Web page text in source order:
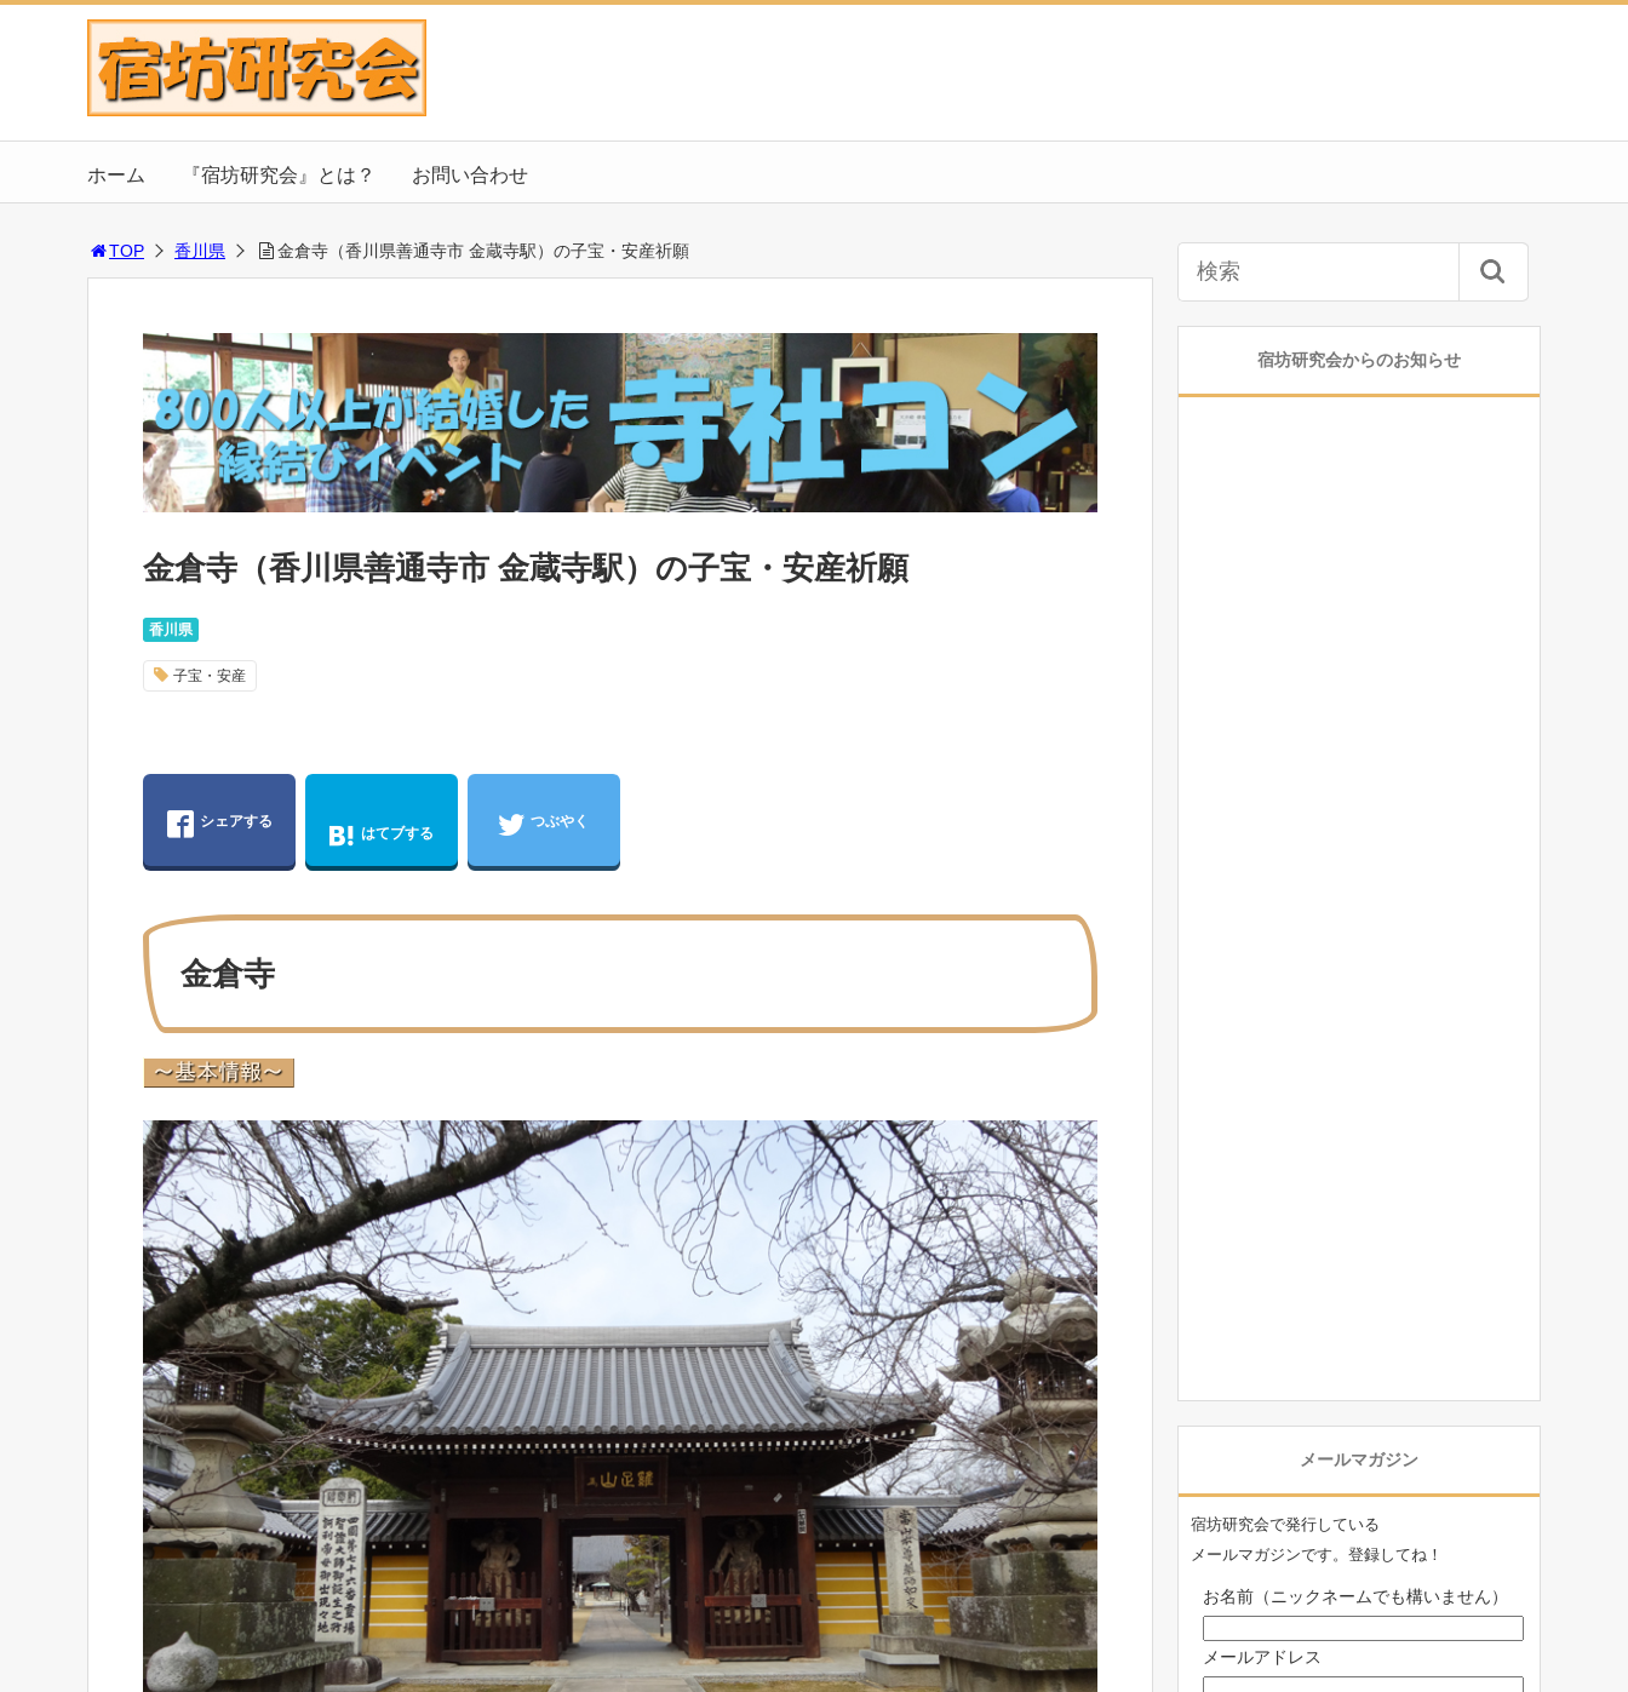
ホーム 『宿坊研究会』とは？ お問い合わせ
TOP 香川県 金倉寺（香川県善通寺市 金蔵寺駅）の子宝・安産祈願
金倉寺（香川県善通寺市 金蔵寺駅）の子宝・安産祈願
香川県
子宝・安産
シェアする
はてブする
つぶやく
金倉寺
宿坊研究会からのお知らせ
メールマガジン
宿坊研究会で発行している
メールマガジンです。登録してね！
お名前（ニックネームでも構いません）
メールアドレス